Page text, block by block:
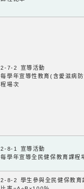
2-7-2 宣導活動
每學年宣導性教育(含愛滋病
程場次
2-8-1 宣導活動
每學年宣導全民健保教育課程
2-8-2 學生參與全民健保教育